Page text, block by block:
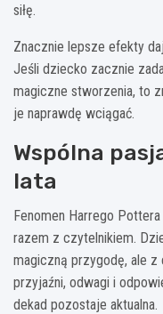
siłę.
Znacznie lepsze efekty
Jeśli dziecko zacznie
magiczne stworzenia, to
je naprawdę wciągać.
Wspólna
lata
Fenomen Harrego
razem z czytelnikiem.
magiczną przygodę, ale
przyjaźni, odwagi i
dekad pozostaje aktualna.